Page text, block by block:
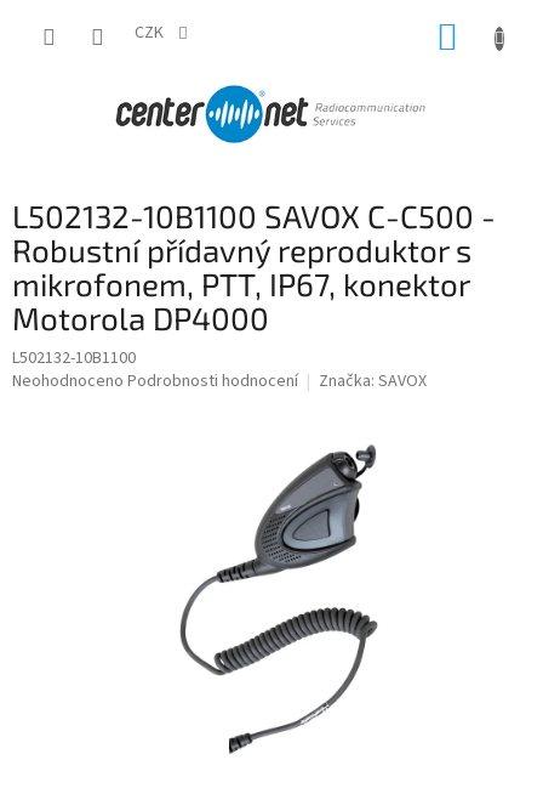
CZK
L502132-10B1100 SAVOX C-C500 -
Robustní přídavný reproduktor s
mikrofonem, PTT, IP67, konektor
Motorola DP4000
L502132-10B1100
Průměrné
Neohodnoceno Podrobnosti hodnocení Značka: SAVOX